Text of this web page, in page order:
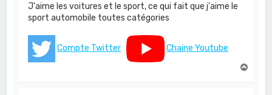
J'aime les voitures et le sport, ce qui fait que j'aime le
sport automobile toutes catégories
Compte Twitter
Chaine Youtube